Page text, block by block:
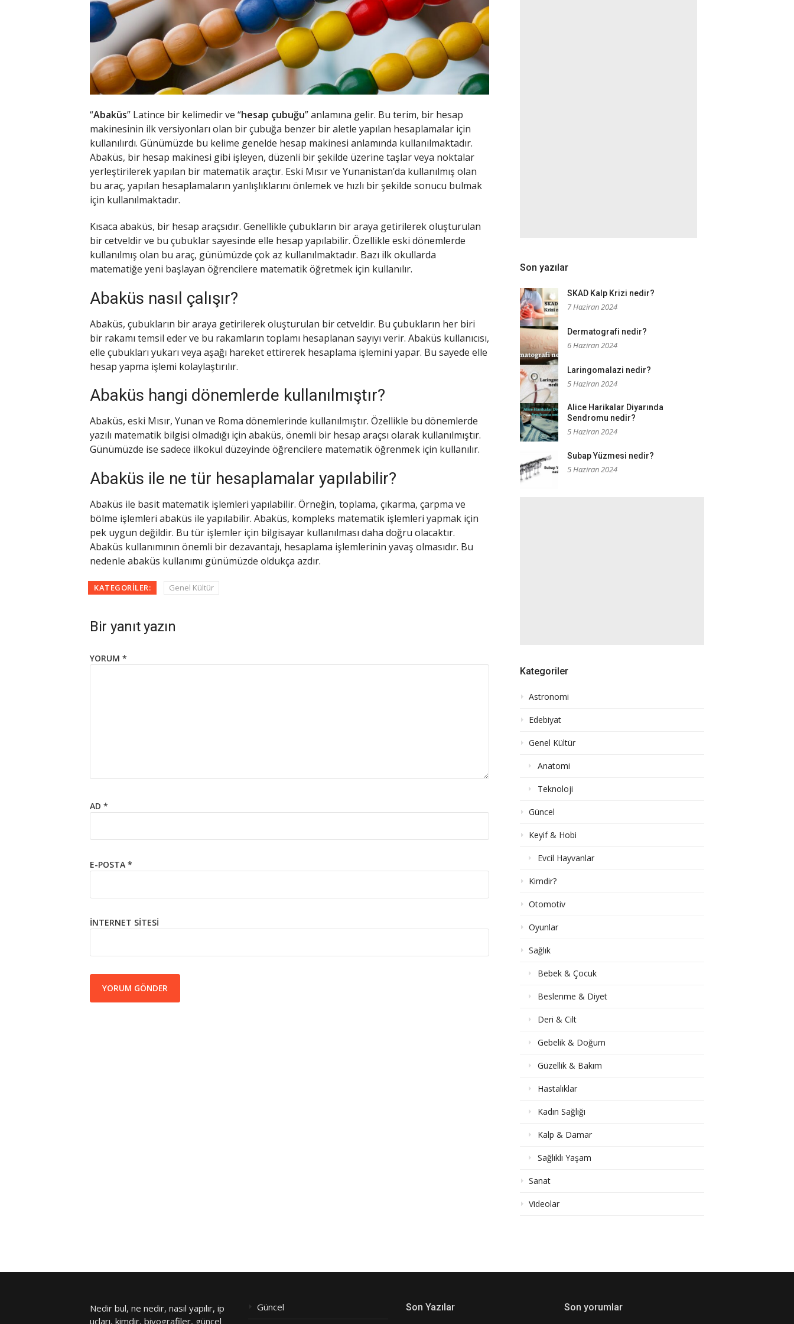
“Abaküs” Latince bir kelimedir ve “hesap çubuğu” anlamına gelir. Bu terim, bir hesap
makinesinin ilk versiyonları olan bir çubuğa benzer bir aletle yapılan hesaplamalar için
kullanılırdı. Günümüzde bu kelime genelde hesap makinesi anlamında kullanılmaktadır.
Abaküs, bir hesap makinesi gibi işleyen, düzenli bir şekilde üzerine taşlar veya noktalar
yerleştirilerek yapılan bir matematik araçtır. Eski Mısır ve Yunanistan’da kullanılmış olan
bu araç, yapılan hesaplamaların yanlışlıklarını önlemek ve hızlı bir şekilde sonucu bulmak
için kullanılmaktadır.
Kısaca abaküs, bir hesap araçsıdır. Genellikle çubukların bir araya getirilerek oluşturulan
bir cetveldir ve bu çubuklar sayesinde elle hesap yapılabilir. Özellikle eski dönemlerde
kullanılmış olan bu araç, günümüzde çok az kullanılmaktadır. Bazı ilk okullarda
matematiğe yeni başlayan öğrencilere matematik öğretmek için kullanılır.
Abaküs nasıl çalışır?
Abaküs, çubukların bir araya getirilerek oluşturulan bir cetveldir. Bu çubukların her biri
bir rakamı temsil eder ve bu rakamların toplamı hesaplanan sayıyı verir. Abaküs kullanıcısı,
elle çubukları yukarı veya aşağı hareket ettirerek hesaplama işlemini yapar. Bu sayede elle
hesap yapma işlemi kolaylaştırılır.
Abaküs hangi dönemlerde kullanılmıştır?
Abaküs, eski Mısır, Yunan ve Roma dönemlerinde kullanılmıştır. Özellikle bu dönemlerde
yazılı matematik bilgisi olmadığı için abaküs, önemli bir hesap araçsı olarak kullanılmıştır.
Günümüzde ise sadece ilkokul düzeyinde öğrencilere matematik öğrenmek için kullanılır.
Abaküs ile ne tür hesaplamalar yapılabilir?
Abaküs ile basit matematik işlemleri yapılabilir. Örneğin, toplama, çıkarma, çarpma ve
bölme işlemleri abaküs ile yapılabilir. Abaküs, kompleks matematik işlemleri yapmak için
pek uygun değildir. Bu tür işlemler için bilgisayar kullanılması daha doğru olacaktır.
Abaküs kullanımının önemli bir dezavantajı, hesaplama işlemlerinin yavaş olmasıdır. Bu
nedenle abaküs kullanımı günümüzde oldukça azdır.
KATEGORILER: Genel Kültür
Bir yanıt yazın
YORUM *
AD *
E-POSTA *
İNTERNET SITESI
Son yazılar
SKAD Kalp Krizi nedir?
7 Haziran 2024
Dermatografi nedir?
6 Haziran 2024
Laringomalazi nedir?
5 Haziran 2024
Alice Harikalar Diyarında
Sendromu nedir?
5 Haziran 2024
Subap Yüzmesi nedir?
5 Haziran 2024
Kategoriler
Astronomi
Edebiyat
Genel Kültür
Anatomi
Teknoloji
Güncel
Keyif & Hobi
Evcil Hayvanlar
Kimdir?
Otomotiv
Oyunlar
Sağlık
Bebek & Çocuk
Beslenme & Diyet
Deri & Cilt
Gebelik & Doğum
Güzellik & Bakım
Hastalıklar
Kadın Sağlığı
Kalp & Damar
Sağlıklı Yaşam
Sanat
Videolar
Nedir bul, ne nedir, nasıl yapılır, ip
uçları, kimdir, biyografiler, güncel
Güncel Son Yazılar Son yorumlar